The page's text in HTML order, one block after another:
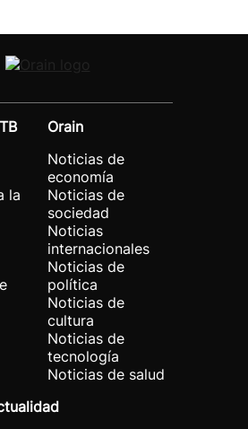
la
Orain
Noticias de
economía
Noticias de
sociedad
Noticias
internacionales
Noticias de
política
Noticias de
cultura
Noticias de
tecnología
Noticias de salud